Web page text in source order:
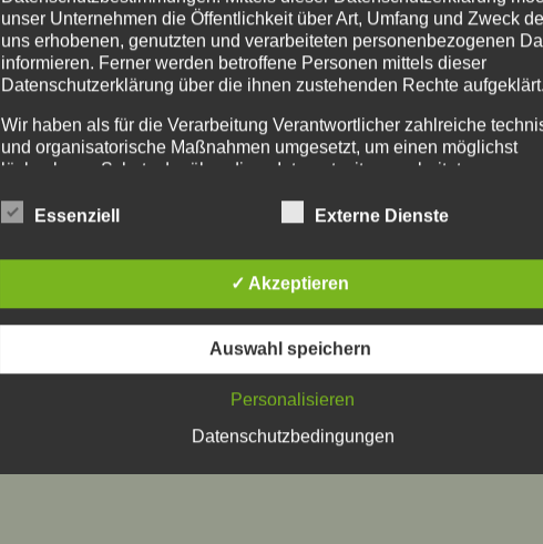
unser Unternehmen die Öffentlichkeit über Art, Umfang und Zweck
uns erhobenen, genutzten und verarbeiteten personenbezogenen
informieren. Ferner werden betroffene Personen mittels dieser
Datenschutzerklärung über die ihnen zustehenden Rechte aufgeklärt.
Wir haben als für die Verarbeitung Verantwortlicher zahlreiche
und organisatorische Maßnahmen umgesetzt, um einen möglichst
lückenlosen Schutz der über diese Internetseite verarbeiteten
Internetbasierte Datenübertragungen grundsätzlich Sicherheitslücken
Aus diesem Grund steht es jeder betroffenen Person frei,
personenbezogene Daten auch auf alternativen Wegen,
Die Datenschutzerklärung beruht auf den Begrifflichkeiten, die durch
Europäischen Richtlinien- und Verordnungsgeber beim Erlass der
Datenschutzerklärung soll sowohl für die Öffentlichkeit als auch für
Essenziell Externe Dienste
✓ Akzeptieren
Auswahl speichern
Personalisieren
Datenschutzbedingungen